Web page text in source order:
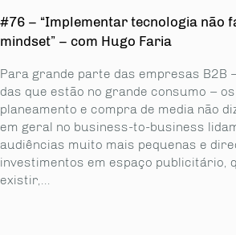
#76 – “Implementar tecnologia não
mindset” – com Hugo Faria
Para grande parte das empresas B2B
das que estão no grande consumo –
planeamento e compra de media não
em geral no business-to-business
audiências muito mais pequenas e
investimentos em espaço publicitário,
existir,...